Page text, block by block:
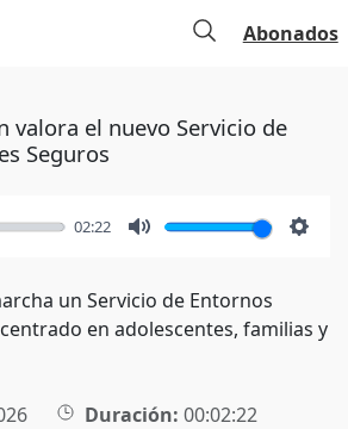
Abonados
valora el nuevo Servicio de
Seguros
02:22
un Servicio de Entornos
en adolescentes, familias y
Duración: 00:02:22